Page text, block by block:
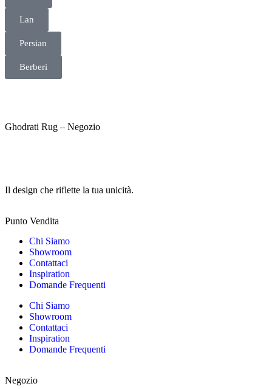
Lan
Persian
Berberi
Ghodrati Rug – Negozio
Il design che riflette la tua unicità.
Punto Vendita
Chi Siamo
Showroom
Contattaci
Inspiration
Domande Frequenti
Chi Siamo
Showroom
Contattaci
Inspiration
Domande Frequenti
Negozio